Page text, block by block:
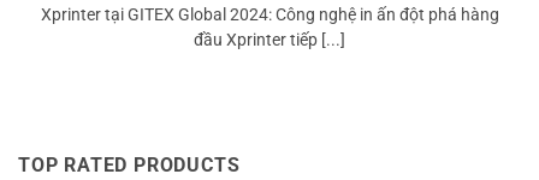
Xprinter tại GITEX Global 2024: Công nghệ in ấn đột phá hàng
đầu Xprinter tiếp [...]
TOP RATED PRODUCTS